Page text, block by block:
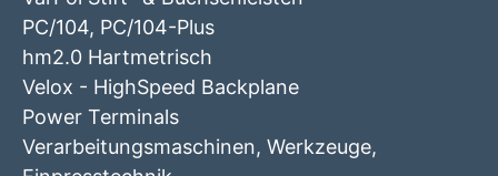
PC/104, PC/104-Plus
hm2.0 Hartmetrisch
Velox - HighSpeed Backplane
Power Terminals
Verarbeitungsmaschinen, Werkzeuge,